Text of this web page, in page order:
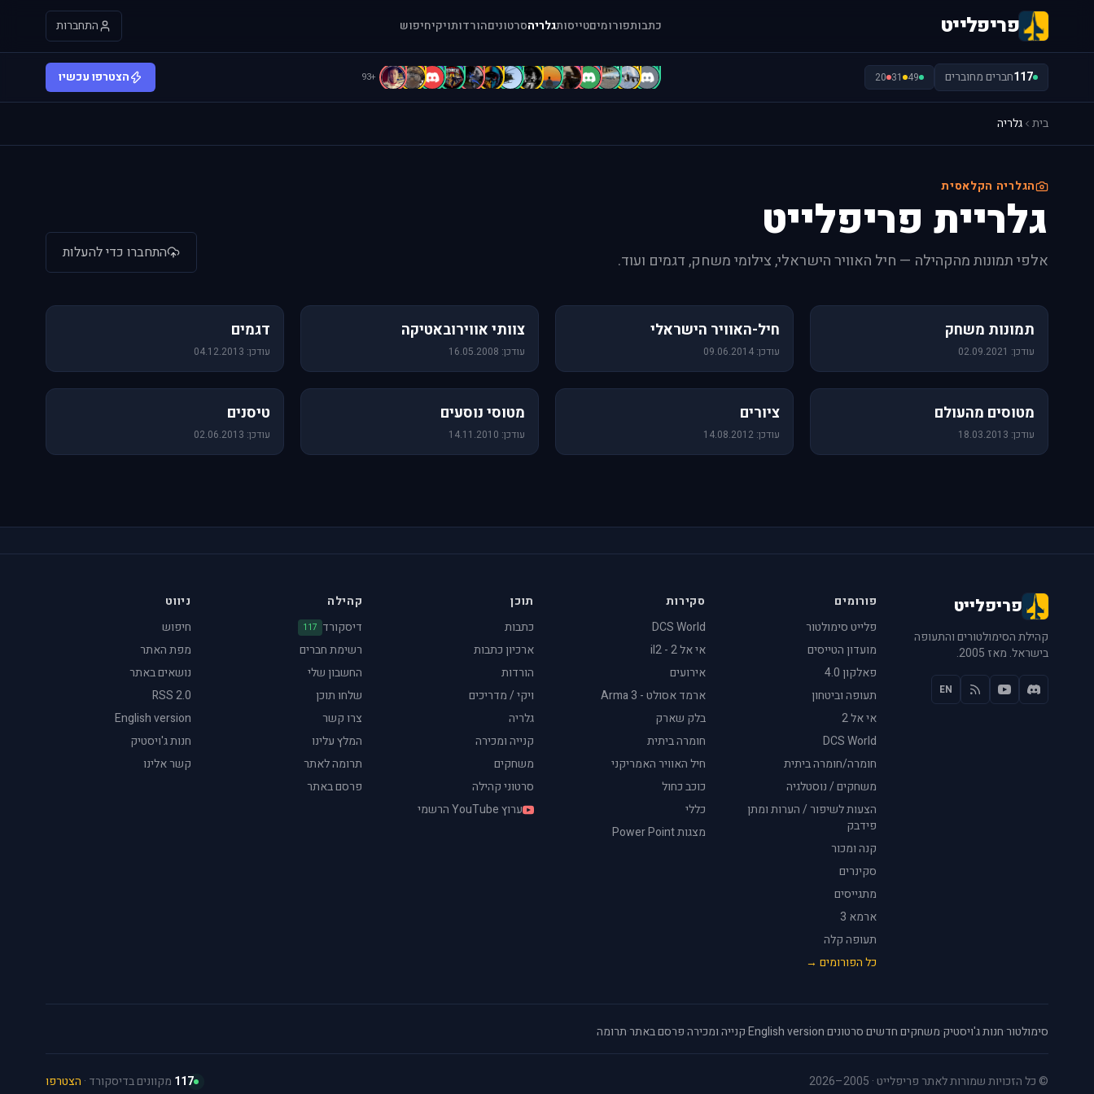
פריפלייט כתבותפורומיםטייסותגלריהסרטוניםהורדותויקיחיפוש התחברות
117חברים מחוברים 49
31
20
.
[
[
a
A
A
A
A
A
A
b
b
B
B
+93 הצטרפו עכשיו
בית גלריה
הגלריה הקלאסית
גלריית פריפלייט
אלפי תמונות מהקהילה — חיל האוויר הישראלי, צילומי משחק, דגמים ועוד. התחברו כדי להעלות
תמונות משחק
עודכן: 02.09.2021
חיל-האוויר הישראלי
עודכן: 09.06.2014
צוותי אווירובאטיקה
עודכן: 16.05.2008
דגמים
עודכן: 04.12.2013
מטוסים מהעולם
עודכן: 18.03.2013
ציורים
עודכן: 14.08.2012
מטוסי נוסעים
עודכן: 14.11.2010
טיסנים
עודכן: 02.06.2013
פריפלייט
קהילת הסימולטורים והתעופה
בישראל. מאז 2005.
EN
פורומים
פלייט סימולטור
מועדון הטייסים
פאלקון 4.0
תעופה וביטחון
אי אל 2
DCS World
חומרה/חומרה ביתית
משחקים / נוסטלגיה
הצעות לשיפור / הערות ומתן
פידבק
קנה ומכור
סקינרים
מתגייסים
ארמא 3
תעופה קלה
כל הפורומים →
סקירות
DCS World
אי אל 2 - il2
אירועים
ארמד אסולט - Arma 3
בלק שארק
חומרה ביתית
חיל האוויר האמריקני
כוכב כחול
כללי
מצגות Power Point
תוכן
כתבות
ארכיון כתבות
הורדות
ויקי / מדריכים
גלריה
קנייה ומכירה
משחקים
סרטוני קהילה
ערוץ YouTube הרשמי
קהילה
דיסקורד 117
רשימת חברים
החשבון שלי
שלחו תוכן
צרו קשר
המלץ עלינו
תרומה לאתר
פרסם באתר
ניווט
חיפוש
מפת האתר
נושאים באתר
RSS 2.0
English version
חנות ג'ויסטיק
קשר אלינו
סימולטור·חנות ג'ויסטיק·משחקים חדשים·סרטונים·
English version
·קנייה ומכירה·פרסם באתר·תרומה
© כל הזכויות שמורות לאתר פריפלייט · 2005–2026 117 מקוונים בדיסקורד · הצטרפו